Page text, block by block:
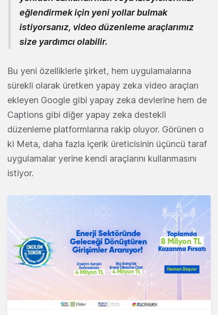
eğlendirmek için yeni yollar bulmak
istiyorsanız, video düzenleme araçlarımız
size yardımcı olabilir.
Bu yeni özelliklerle şirket, hem uygulamalarına
sürekli olarak üretken yapay zeka video araçları
ekleyen Google gibi yapay zeka devlerine hem de
Captions gibi diğer yapay zeka destekli
düzenleme platformlarına rakip oluyor. Görünen o
ki Meta, daha fazla içerik üreticisinin üçüncü taraf
uygulamalar yerine kendi araçlarını kullanmasını
istiyor.